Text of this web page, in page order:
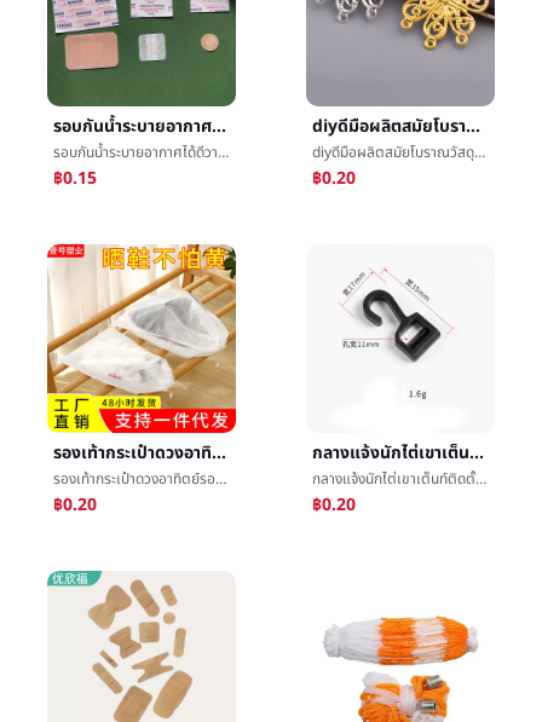
รอบกันน้ำระบายอากาศได้ดีวางแผลPinprickแปะpinholeแปะåå¯แปะโปร่งใสกันน้ำแปะ
รอบกันน้ำระบายอากาศได้ดีวางแผลPinprickแปะpinholeแปะåå¯แปะโปร่งใสกันน้ำแปะ
฿0.15
diyดีมือผลิตสมัยโบราณวัสดุโลหะภาคสัมพันธ์แขวนแผ่นขั้นตอนเขย่าติดตั้งอุปกรณ์ผมบ๊อบวัสดุขายส่ง
diyดีมือผลิตสมัยโบราณวัสดุโลหะภาคสัมพันธ์แขวนแผ่นขั้นตอนเขย่าติดตั้งอุปกรณ์ผมบ๊อบวัสดุขายส่ง
฿0.20
รองเท้ากระเป๋าดวงอาทิตย์รองเท้าต่อต้านสีเหลืองถุงนอนวูฟเวนå¸รองเท้าถุงต่อต้านæ½®ขาวรองเท้ารองเพศต่อต้านå°รองเท้าปกล้างรองเท้าถุง
รองเท้ากระเป๋าดวงอาทิตย์รองเท้าต่อต้านสีเหลืองถุงนอนวูฟเวนå¸รองเท้าถุงต่อต้านæ½®ขาวรองเท้ารองเพศต่อต้านå°รองเท้าปกล้างรองเท้าถุง
฿0.20
กลางแจ้งนักไต่เขาเต็นท์ติดตั้งอุปกรณ์พลาสติกยืนเสาเต็นท์เบ็ดข้างนอกบัญชีบัญชีเสาสัมพันธ์ตะขอเอเทรี่ยมเสาæ¶เสาตะขอ
กลางแจ้งนักไต่เขาเต็นท์ติดตั้งอุปกรณ์พลาสติกยืนเสาเต็นท์เบ็ดข้างนอกบัญชีบัญชีเสาสัมพันธ์ตะขอเอเทรี่ยมเสาæ¶เสาตะขอ
฿0.20